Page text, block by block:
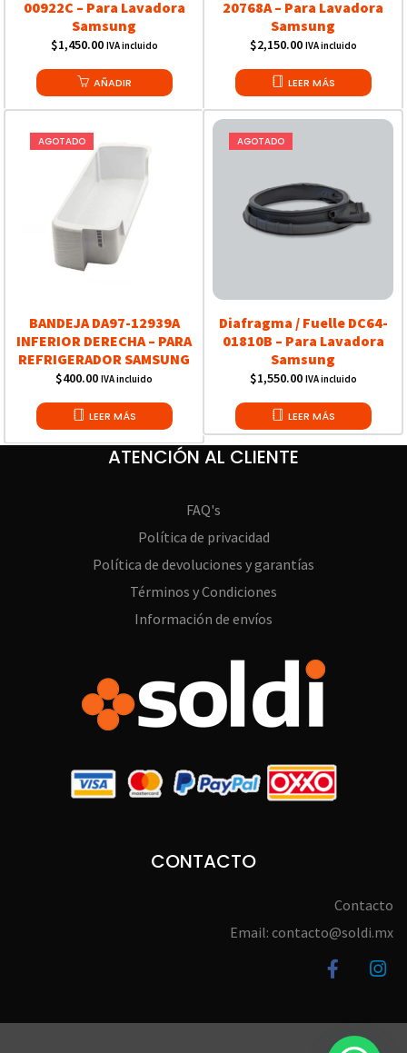
00922C – Para Lavadora
Samsung
$1,450.00 IVA incluido
AÑADIR
20768A – Para Lavadora
Samsung
$2,150.00 IVA incluido
LEER MÁS
AGOTADO
BANDEJA DA97-12939A
INFERIOR DERECHA – PARA
REFRIGERADOR SAMSUNG
$400.00 IVA incluido
LEER MÁS
AGOTADO
Diafragma / Fuelle DC64-
01810B – Para Lavadora
Samsung
$1,550.00 IVA incluido
LEER MÁS
ATENCIÓN AL CLIENTE
FAQ's
Política de privacidad
Política de devoluciones y garantías
Términos y Condiciones
Información de envíos
CONTACTO
Contacto
Email: contacto@soldi.mx